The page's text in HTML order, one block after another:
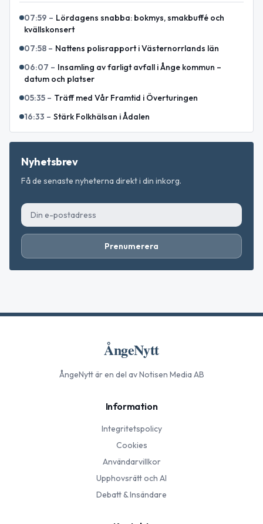
07:59 – Lördagens snabba: bokmys, smakbuffé och
kvällskonsert
07:58 – Nattens polisrapport i Västernorrlands län
06:07 – Insamling av farligt avfall i Ånge kommun –
datum och platser
05:35 – Träff med Vår Framtid i Överturingen
16:33 – Stärk Folkhälsan i Ådalen
Nyhetsbrev
Få de senaste nyheterna direkt i din inkorg.
Prenumerera
ÅngeNytt
ÅngeNyttär en del av Notisen Media AB
Information
Integritetspolicy
Cookies
Användarvillkor
Upphovsrätt och AI
Debatt & Insändare